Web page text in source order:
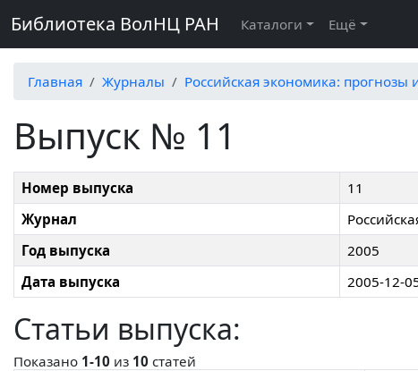
Библиотека ВолНЦ РАН Каталоги Ещё
Главная Журналы Российская экономика: прогнозы
Выпуск № 11
Номер выпуска
11
Журнал
Год выпуска
2005
Дата выпуска
2005-12-
Статьи выпуска:
Показано 1-10 из 10 статей